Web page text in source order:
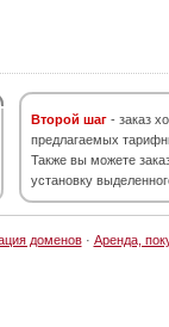
Второй шаг - заказ
предлагаемых
Также вы можете
установку
доменов· Аренда,